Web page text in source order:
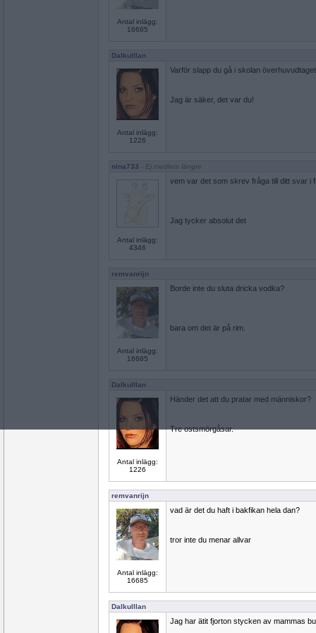
Antal inlägg:
16685
Dalkulllan
Antal inlägg:
1226
Varför slapp du gå i skolan
Jag är säker, det var du!
nina733 - Ej medlem längre
Antal inlägg:
4346
vem var det som skrev fråga till ditt svar i
Jag tycker absolut det
remvanrijn
Antal inlägg:
16685
Borde inte du sluta dricka vodka?
bara om det är på rim.
Dalkulllan
Antal inlägg:
1226
Händer det att du pratar med människor?
Tre ostsmörgåsar.
remvanrijn
Antal inlägg:
16685
vad är det du haft i bakfikan hela dan?
tror inte du menar allvar
Dalkulllan
Jag har ätit fjorton stycken av mammas